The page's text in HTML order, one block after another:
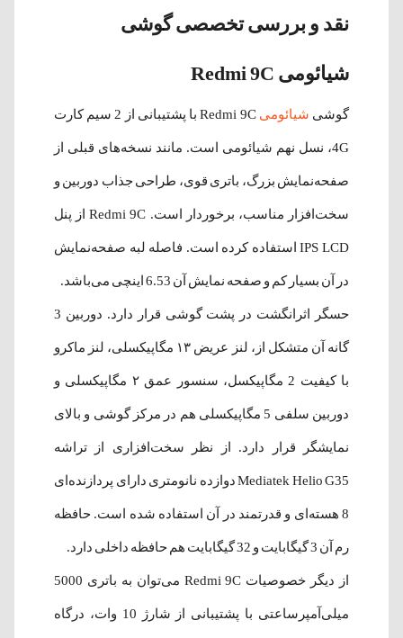
نقد و بررسی تخصصی گوشی
شیائومی Redmi 9C
گوشی شیائومی Redmi 9C با پشتیبانی از 2 سیم‌ کارت
4G، نسل نهم شیائومی است. مانند نسخه‌های قبلی از
صفحه‌نمایش بزرگ، باتری قوی، طراحی جذاب دوربین و
سخت‌افزار مناسب، برخوردار است. Redmi 9C از پنل
IPS LCD استفاده کرده است. فاصله لبه صفحه‌نمایش
در آن بسیار کم و صفحه نمایش آن 6.53 اینچی می‌باشد.
حسگر اثرانگشت در پشت گوشی قرار دارد. دوربین 3
گانه آن متشکل از، لنز عریض ۱۳ مگاپیکسلی، لنز ماکرو
با کیفیت 2 مگاپیکسل، سنسور عمق ۲ مگاپیکسلی و
دوربین سلفی 5 مگاپیکسلی هم در مرکز گوشی و بالای
نمایشگر قرار دارد. از نظر سخت‌افزاری از تراشه
Mediatek Helio G35 دوازده نانومتری دارای پردازنده‌ای
8‌ هسته‌ا‌ی و قدرتمند در آن استفاده شده‌ است. حافظه
رم آن 3 گیگابایت و 32 گیگابایت هم حافظه داخلی دارد.
از دیگر خصوصیات Redmi 9C می‌توان به باتری 5000
میلی‌آمپرساعتی با پشتیبانی از شارژ 10 وات، درگاه